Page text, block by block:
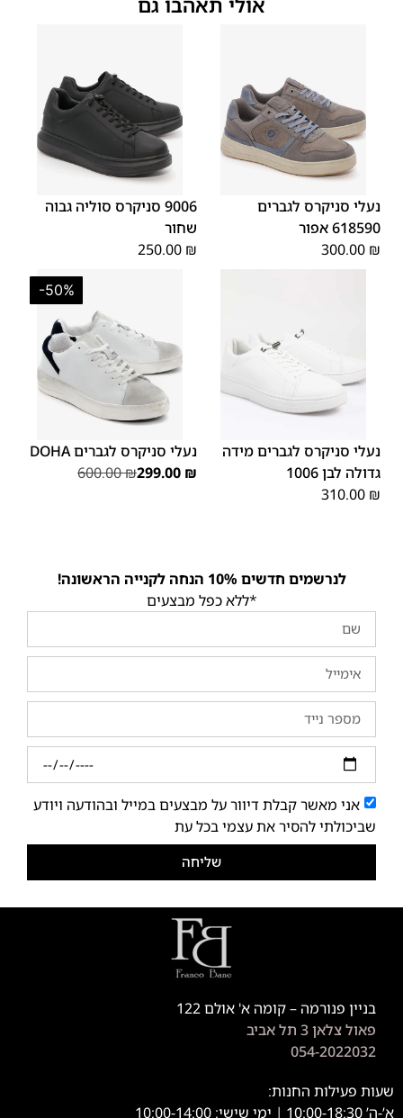
נעלי סניקרס לגברים
618590 אפור
300.00 ₪
40
41
42
43
9006 סניקרס סוליה גבוה
שחור
250.00 ₪
נעלי סניקרס לגברים מידה
גדולה לבן 1006
310.00 ₪
-50%
נעלי סניקרס לגברים DOHA
600.00₪299.00 ₪
לנרשמים חדשים 10% הנחה לקנייה הראשונה!
*ללא כפל מבצעים
אני מאשר קבלת דיוור על מבצעים במייל ובהודעה ויודע
שביכולתי להסיר את עצמי בכל עת
שליחה
בניין פנורמה – קומה א' אולם 122
פאול צלאן 3 תל אביב
054-2022032
שעות פעילות החנות:
א’-ה’ 10:00-18:30 | ימי שישי: 10:00-14:00